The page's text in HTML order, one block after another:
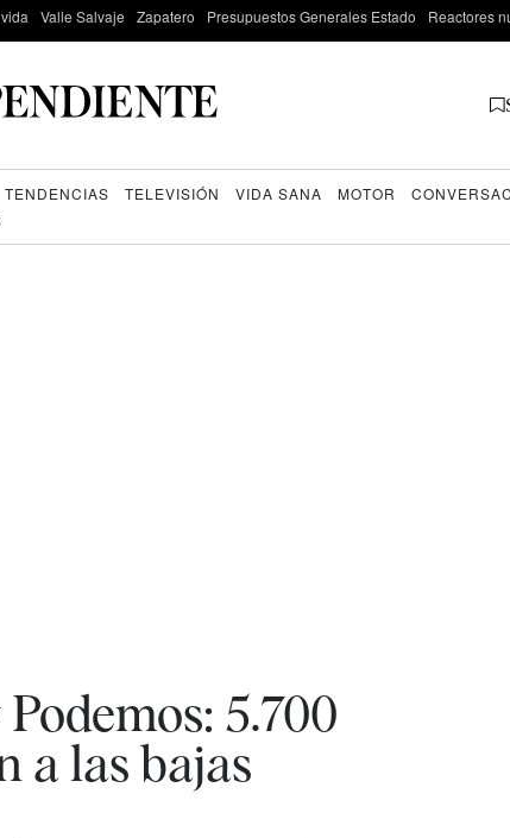
Valle Salvaje Zapatero Presupuestos Generales Estado Reactores
TENDENCIAS TELEVISIÓN VIDA SANA MOTOR
5.700
a las bajas